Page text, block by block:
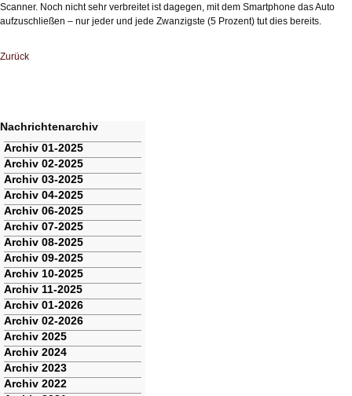
Scanner. Noch nicht sehr verbreitet ist dagegen, mit dem Smartphone das Auto
aufzuschließen – nur jeder und jede Zwanzigste (5 Prozent) tut dies bereits.
Zurück
Nachrichtenarchiv
Navigation
überspringen
Archiv 01-2025
Archiv 02-2025
Archiv 03-2025
Archiv 04-2025
Archiv 06-2025
Archiv 07-2025
Archiv 08-2025
Archiv 09-2025
Archiv 10-2025
Archiv 11-2025
Archiv 01-2026
Archiv 02-2026
Archiv 2025
Archiv 2024
Archiv 2023
Archiv 2022